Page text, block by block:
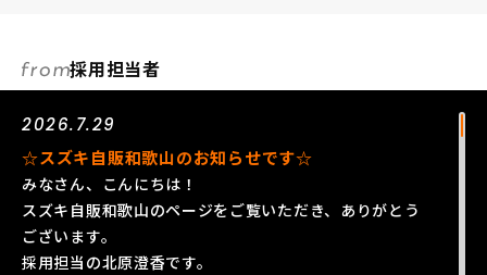
採用担当者
2026.7.29
☆スズキ自販和歌山のお知らせです☆
みなさん、こんにちは！
スズキ自販和歌山のページをご覧いただき、ありがとう
ございます。
採用担当の北原澄香です。